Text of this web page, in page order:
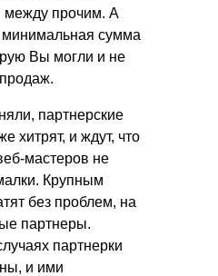
между прочим. А
минимальная сумма
Вы могли и не
партнерские
хитрят, и ждут, что
мастеров не
Крупным
без проблем, на
партнеры.
партнерки
и ими